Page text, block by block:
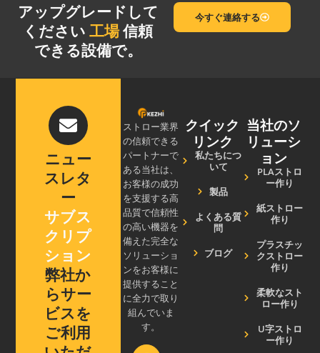
アップグレードして
ください工場信頼
できる設備で。
今すぐ連絡する
ニュー
スレタ
ー
サブス
クリプ
ション
弊社か
らサー
ビスを
ご利用
ストロー業界
の信頼できる
パートナーで
ある当社は、
お客様の成功
を支援する高
品質で信頼性
の高い機器を
備えた完全な
ソリューショ
ンをお客様に
提供すること
に全力で取り
組んでいま
す。
クイック
リンク
私たちにつ
いて
製品
よくある質
問
ブログ
当社のソ
リューシ
ョン
PLAストロ
ー作り
紙ストロー
作り
プラスチッ
クストロー
作り
柔軟なスト
ロー作り
U字ストロ
ー作り